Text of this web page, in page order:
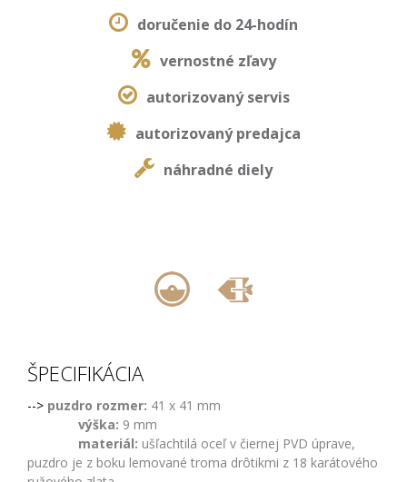
doručenie do 24-hodín
vernostné zľavy
autorizovaný servis
autorizovaný predajca
náhradné diely
ŠPECIFIKÁCIA
--> puzdro rozmer: 41 x 41 mm
výška: 9 mm
materiál: ušľachtilá oceľ v čiernej PVD úprave,
puzdro je z boku lemované troma drôtikmi z 18 karátového